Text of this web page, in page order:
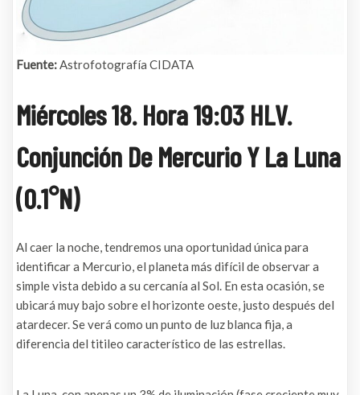
Fuente:Astrofotografía CIDATA
Miércoles 18. Hora 19:03 HLV.
Conjunción De Mercurio Y La Luna
(0.1°N)
Al caer la noche, tendremos una oportunidad única para
identificar a Mercurio, el planeta más difícil de observar a
simple vista debido a su cercanía al Sol. En esta ocasión, se
ubicará muy bajo sobre el horizonte oeste, justo después del
atardecer. Se verá como un punto de luz blanca fija, a
diferencia del titileo característico de las estrellas.